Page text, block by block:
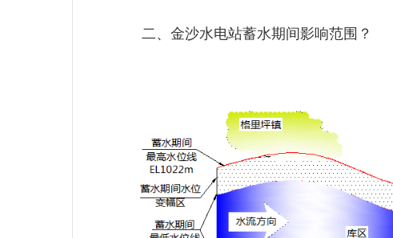
二、金沙水电站蓄水期间影响范围？